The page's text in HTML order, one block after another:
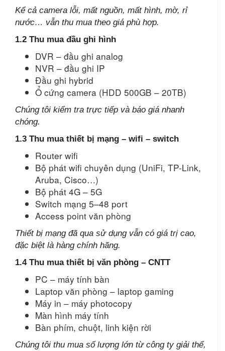
Kể cả camera lỗi, mất nguồn, mất hình, mờ, rỉ
nước… vẫn thu mua theo giá phù hợp.
1.2 Thu mua đầu ghi hình
DVR – đầu ghi analog
NVR – đầu ghi IP
Đầu ghi hybrid
Ổ cứng camera (HDD 500GB – 20TB)
Chúng tôi kiểm tra trực tiếp và báo giá nhanh
chóng.
1.3 Thu mua thiết bị mạng – wifi – switch
Router wifi
Bộ phát wifi chuyên dụng (UniFi, TP-Link,
Aruba, Cisco…)
Bộ phát 4G – 5G
Switch mạng 5–48 port
Access point văn phòng
Thiết bị mạng đã qua sử dụng vẫn có giá trị cao,
đặc biệt là hàng chính hãng.
1.4 Thu mua thiết bị văn phòng – CNTT
PC – máy tính bàn
Laptop văn phòng – laptop gaming
Máy in – máy photocopy
Màn hình máy tính
Bàn phím, chuột, linh kiện rời
Chúng tôi thu mua số lượng lớn từ công ty giải thể,